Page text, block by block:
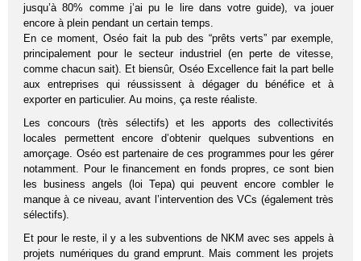
jusqu’à 80% comme j’ai pu le lire dans votre guide), va jouer
encore à plein pendant un certain temps.
En ce moment, Oséo fait la pub des “prêts verts” par exemple,
principalement pour le secteur industriel (en perte de vitesse,
comme chacun sait). Et biensûr, Oséo Excellence fait la part belle
aux entreprises qui réussissent à dégager du bénéfice et à
exporter en particulier. Au moins, ça reste réaliste.
Les concours (très sélectifs) et les apports des collectivités
locales permettent encore d’obtenir quelques subventions en
amorçage. Oséo est partenaire de ces programmes pour les gérer
notamment. Pour le financement en fonds propres, ce sont bien
les business angels (loi Tepa) qui peuvent encore combler le
manque à ce niveau, avant l’intervention des VCs (également très
sélectifs).
Et pour le reste, il y a les subventions de NKM avec ses appels à
projets numériques du grand emprunt. Mais comment les projets